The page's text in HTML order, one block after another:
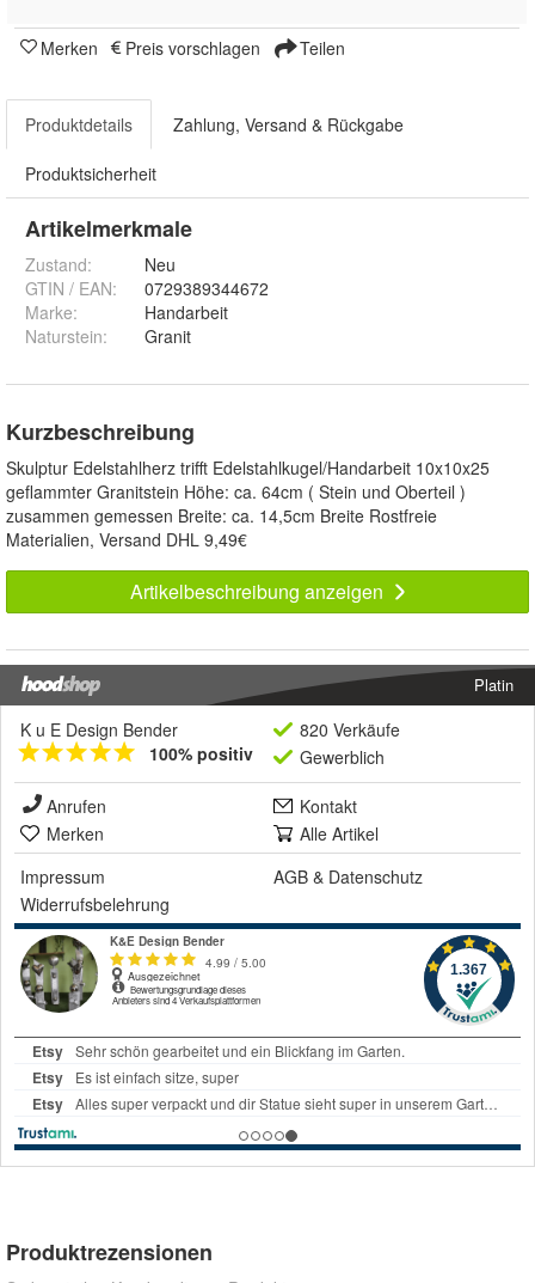
Merken Preis vorschlagen Teilen
Produktdetails Zahlung, Versand & Rückgabe
Produktsicherheit
Artikelmerkmale
Zustand:
Neu
GTIN / EAN:
0729389344672
Marke:
Handarbeit
Naturstein: Granit
Kurzbeschreibung
Skulptur Edelstahlherz trifft Edelstahlkugel/Handarbeit 10x10x25
geflammter Granitstein Höhe: ca. 64cm ( Stein und Oberteil )
zusammen gemessen Breite: ca. 14,5cm Breite Rostfreie
Materialien, Versand DHL 9,49€
Artikelbeschreibung anzeigen
Platin
K u E Design Bender
100% positiv
820 Verkäufe
Gewerblich
Anrufen
Kontakt
Merken
Alle Artikel
Impressum
AGB & Datenschutz
Widerrufsbelehrung
Produktrezensionen